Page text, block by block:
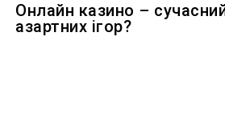
Онлайн казино –
азартних ігор?